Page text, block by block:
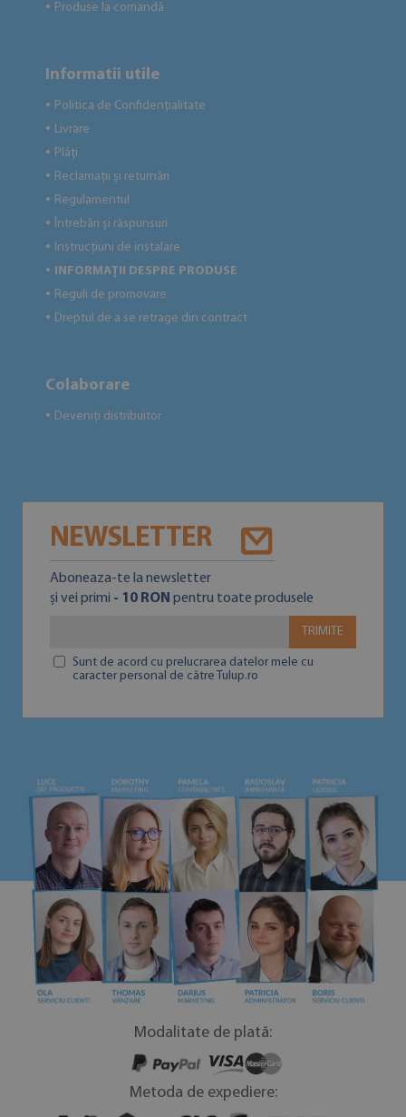
● Produse la comandă
Informatii utile
● Politica de Confidențialitate
● Livrare
● Plăți
● Reclamații și returnări
● Regulamentul
● Întrebări și răspunsuri
● Instrucțiuni de instalare
● INFORMAȚII DESPRE PRODUSE
● Reguli de promovare
● Dreptul de a se retrage din contract
Colaborare
● Deveniți distribuitor
NEWSLETTER
Aboneaza-te la newsletter
și vei primi - 10 RON pentru toate produsele
TRIMITE
Sunt de acord cu prelucrarea datelor mele cu
caracter personal de către Tulup.ro
Modalitate de plată:
Metoda de expediere: